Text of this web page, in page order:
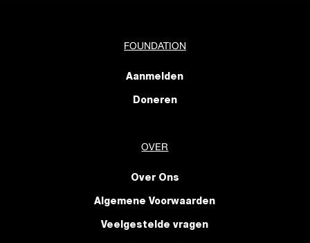
FOUNDATION
Aanmelden
Doneren
OVER
Over Ons
Algemene Voorwaarden
Veelgestelde vragen